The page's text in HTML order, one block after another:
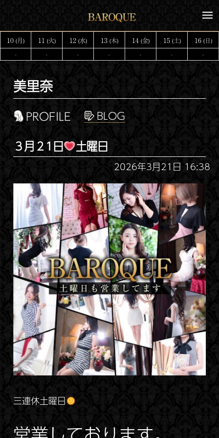
テ
ン
ツ
メ
ュ
ー
10 (月) 11 (火) 12 (水) 13 (木) 14 (金) 15 (土) 16 (日)
- - - - - - -
美里奈
PROFILE
３月２1日
土曜日
2026年3月21日 16:38
三連休土曜日